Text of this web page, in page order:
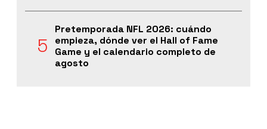
Pretemporada NFL 2026: cuándo
empieza, dónde ver el Hall of Fame
Game y el calendario completo de
agosto